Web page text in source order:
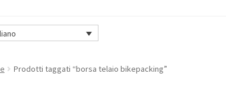
Prodotti taggati “borsa telaio bikepacking”